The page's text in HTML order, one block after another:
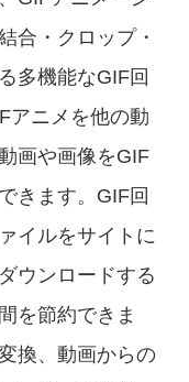
合・クロップ・
多機能なGIF回
アニメを他の動
画や画像をGIF
きます。GIF回
イルをサイトに
ウンロードする
を節約できま
換、動画からの